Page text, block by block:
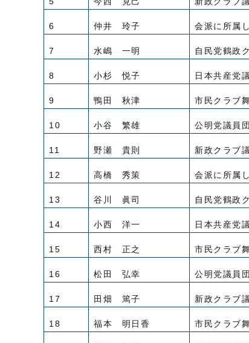
6 仲井 玲子 会派に所属
7 水嶋 一明 自民党鶴政
8 小杉 悦子 日本共産党
9 鴨田 秋津 市民クラブ
10 小谷 繁雄 公明党議員団
11 野瀬 貴則 新政クラブ
12 高橋 秀策 会派に所属
13 谷川 眞司 自民党鶴政
14 小西 洋一 日本共産党
15 西村 正之 市民クラブ
16 松田 弘幸 公明党議員団
17 田畑 篤子 新政クラブ
18 福本 明日香 市民クラブ